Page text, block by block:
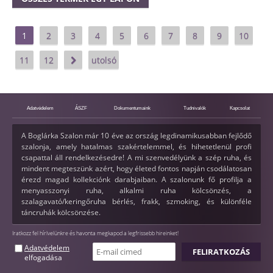
1 2 3 4 5 6 7 8 9 10
11 12 utolsó
Adatvédelem ÁSZF Dokumentumaink Tudnivalók Kapcsolat
A Boglárka Szalon már 10 éve az ország legdinamikusabban fejlődő
szalonja, amely hatalmas szakértelemmel, és hihetetlenül profi
csapattal áll rendelkezésedre! A mi szenvedélyünk a szép ruha, és
mindent megteszünk azért, hogy életed fontos napján csodálatosan
érezd magad kollekciónk darabjaiban. A szalonunk fő profilja a
menyasszonyi ruha, alkalmi ruha kölcsönzés, a
szalagavató/keringőruha bérlés, frakk, szmoking, és különféle
táncruhák kölcsönzése.
Iratkozz fel hírlvelünkre és havonta megkapod a legfrissebb hireinket!
Adatvédelem
elfogadása